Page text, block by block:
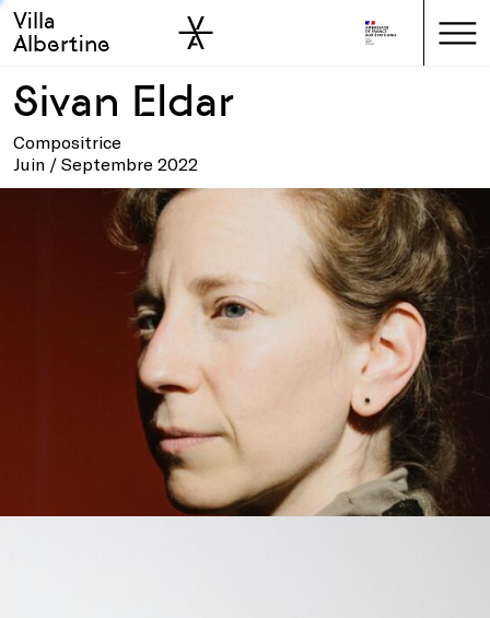
Skip to main
Skip to sidebar
Villa
Albertine
Sivan Eldar
Compositrice
Juin / Septembre 2022